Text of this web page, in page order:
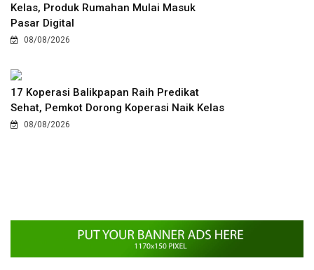
Kelas, Produk Rumahan Mulai Masuk
Pasar Digital
08/08/2026
17 Koperasi Balikpapan Raih Predikat
Sehat, Pemkot Dorong Koperasi Naik Kelas
08/08/2026